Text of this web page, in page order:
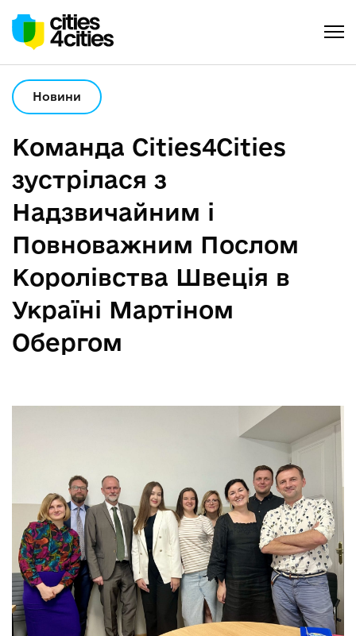
Новини
Команда Cities4Cities
зустрілася з
Надзвичайним і
Повноважним Послом
Королівства Швеція в
Україні Мартіном
Обергом